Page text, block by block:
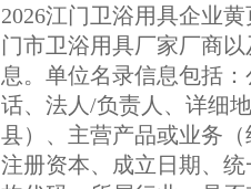
2026江门卫浴用具企业
门市卫浴用具厂家厂商
息。单位名录信息包括
话、法人/负责人、详细
县）、主营产品或业务
注册资本、成立日期、